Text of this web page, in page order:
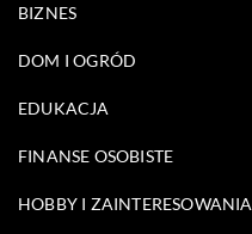
BIZNES
DOM I OGRÓD
EDUKACJA
FINANSE OSOBISTE
HOBBY I ZAINTERESOWANIA